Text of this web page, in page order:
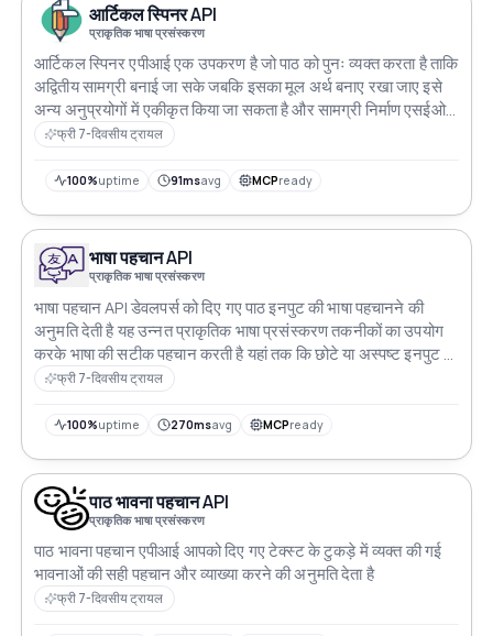
आर्टिकल स्पिनर API
प्राकृतिक भाषा प्रसंस्करण
आर्टिकल स्पिनर एपीआई एक उपकरण है जो पाठ को पुनः व्यक्त करता है ताकि
अद्वितीय सामग्री बनाई जा सके जबकि इसका मूल अर्थ बनाए रखा जाए इसे
अन्य अनुप्रयोगों में एकीकृत किया जा सकता है और सामग्री निर्माण एसईओ
और साहित्यिक चोरी की रोकथाम के लिए उपयोग किया जा सकता है
फ्री 7-दिवसीय ट्रायल
100%uptime 91msavg MCPready
भाषा पहचान API
प्राकृतिक भाषा प्रसंस्करण
भाषा पहचान API डेवलपर्स को दिए गए पाठ इनपुट की भाषा पहचानने की
अनुमति देती है यह उन्नत प्राकृतिक भाषा प्रसंस्करण तकनीकों का उपयोग
करके भाषा की सटीक पहचान करती है यहां तक कि छोटे या अस्पष्ट इनपुट के
लिए भी API HTTP अनुरोधों का उपयोग करती है और पहचानित भाषा कोड
समाहित किया जा सके
फ्री 7-दिवसीय ट्रायल
100%uptime 270msavg MCPready
पाठ भावना पहचान API
प्राकृतिक भाषा प्रसंस्करण
पाठ भावना पहचान एपीआई आपको दिए गए टेक्स्ट के टुकड़े में व्यक्त की गई
भावनाओं की सही पहचान और व्याख्या करने की अनुमति देता है
फ्री 7-दिवसीय ट्रायल